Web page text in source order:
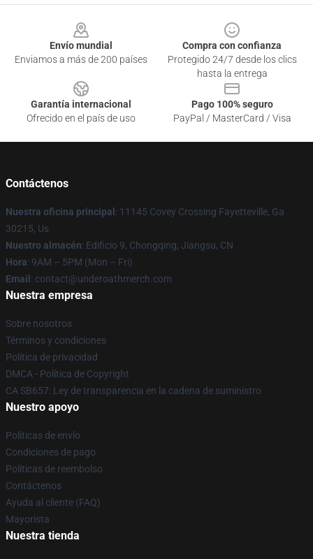
Envío mundial
Enviamos a más de 200 países
Compra con confianza
Protegido 24/7 desde los clics
hasta la entrega
Garantía internacional
Ofrecido en el país de uso
Pago 100% seguro
PayPal / MasterCard / Visa
Contáctenos
Nuestra oficina principal : 11145 Covey Crossing Fayetteville, Ga
30215, Us
Nuestro almacén: Edificio 9, Chongqing, Jiangsu, CN
Hora: 9AM – 5PM (Mon – Fri)
Email : contact@underoathmerch.com
Nuestra empresa
Sobre nosotros
Términos y condiciones
Política de privacidad
DMCA - Política de Copyright
CA SB657: Ley de transparencia en la cadena de suministro
Nuestro apoyo
Políticas de envío
Condiciones de pago
Políticas de reembolso
Contáctenos
Ayuda al cliente (FAQ)
Mayorista
Nuestra tienda